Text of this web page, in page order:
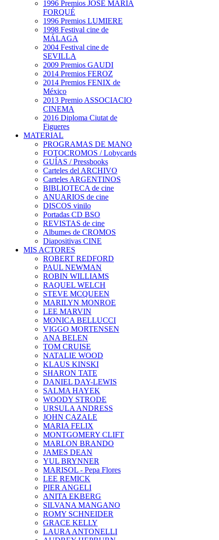
1996 Premios JOSÉ MARÍA
FORQUÉ
1996 Premios LUMIERE
1998 Festival cine de
MÁLAGA
2004 Festival cine de
SEVILLA
2009 Premios GAUDI
2014 Premios FEROZ
2014 Premios FENIX de
México
2013 Premio ASSOCIACIO
CINEMA
2016 Diploma Ciutat de
Figueres
MATERIAL
PROGRAMAS DE MANO
FOTOCROMOS / Lobycards
GUÍAS / Pressbooks
Carteles del ARCHIVO
Carteles ARGENTINOS
BIBLIOTECA de cine
ANUARIOS de cine
DISCOS vinilo
Portadas CD BSO
REVISTAS de cine
Albumes de CROMOS
Diapositivas CINE
MIS ACTORES
ROBERT REDFORD
PAUL NEWMAN
ROBIN WILLIAMS
RAQUEL WELCH
STEVE MCQUEEN
MARILYN MONROE
LEE MARVIN
MONICA BELLUCCI
VIGGO MORTENSEN
ANA BELEN
TOM CRUISE
NATALIE WOOD
KLAUS KINSKI
SHARON TATE
DANIEL DAY-LEWIS
SALMA HAYEK
WOODY STRODE
URSULA ANDRESS
JOHN CAZALE
MARIA FELIX
MONTGOMERY CLIFT
MARLON BRANDO
JAMES DEAN
YUL BRYNNER
MARISOL - Pepa Flores
LEE REMICK
PIER ANGELI
ANITA EKBERG
SILVANA MANGANO
ROMY SCHNEIDER
GRACE KELLY
LAURA ANTONELLI